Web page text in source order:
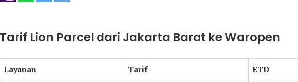
Tarif Lion Parcel dari Jakarta Barat ke Waropen
Layanan Tarif
ETD